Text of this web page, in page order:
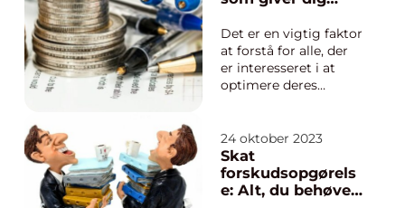
trække udgifter til
transport fra i din
selvangivelse
Det er en vigtig faktor
at forstå for alle, der
er interesseret i at
optimere deres
Denne artikel vil
præsentere en
grundig og
informativ guide til
24 oktober 2023
Skat
forskudsopgørels
e: Alt, du behøver